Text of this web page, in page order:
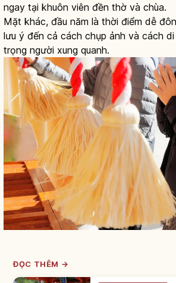
ngay tại khuôn viên đền thờ và chùa.
Mặt khác, đầu năm là thời điểm dễ
lưu ý đến cả cách chụp ảnh và cách
trọng người xung quanh.
ĐỌC THÊM →